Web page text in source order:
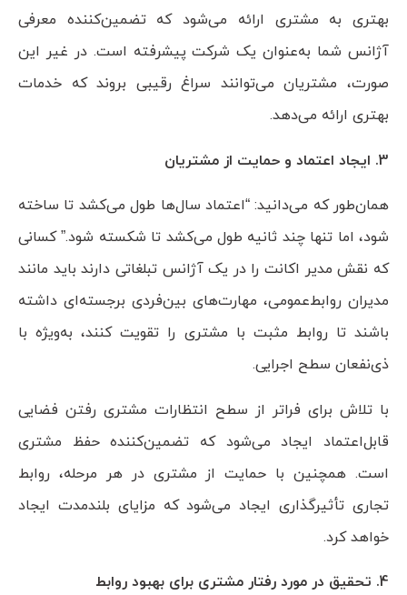
بهتری به مشتری ارائه می‌شود که تضمین‌کننده معرفی
آژانس شما به‌عنوان یک شرکت پیشرفته است. در غیر این
صورت، مشتریان می‌توانند سراغ رقیبی بروند که خدمات
بهتری ارائه می‌دهد.
3. ایجاد اعتماد و حمایت از مشتریان
همان‌طور که می‌دانید: “اعتماد سال‌ها طول می‌کشد تا ساخته
شود، اما تنها چند ثانیه طول می‌کشد تا شکسته شود.” کسانی
که نقش مدیر اکانت را در یک آژانس تبلغاتی دارند باید مانند
مدیران روابط‌عمومی، مهارت‌های بین‌فردی برجسته‌ای داشته
باشند تا روابط مثبت با مشتری را تقویت کنند، به‌ویژه با
ذی‌نفعان سطح اجرایی.
با تلاش برای فراتر از سطح انتظارات مشتری رفتن فضایی
قابل‌اعتماد ایجاد می‌شود که تضمین‌کننده حفظ مشتری
است. همچنین با حمایت از مشتری در هر مرحله، روابط
تجاری تأثیرگذاری ایجاد می‌شود که مزایای بلندمدت ایجاد
خواهد کرد.
4. تحقیق در مورد رفتار مشتری برای بهبود روابط